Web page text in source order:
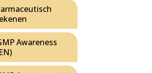
Awareness